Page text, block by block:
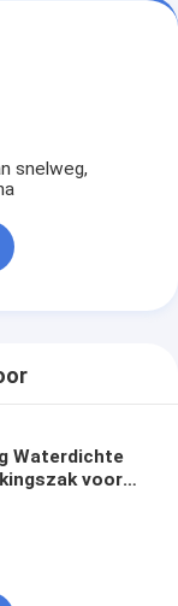
snelweg,
Waterdichte
voor